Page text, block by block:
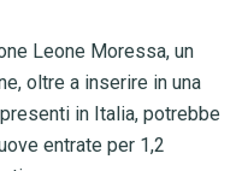
Leone Moressa, un
oltre a inserire in una
in Italia, potrebbe
entrate per 1,2